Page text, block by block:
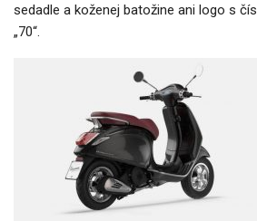
sedadle a koženej batožine ani logo s
„70“.